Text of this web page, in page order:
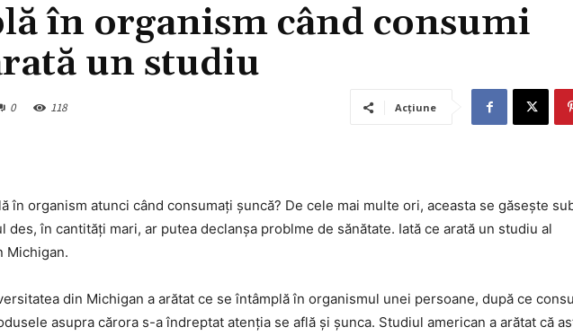
în organism când consumi
un studiu
0 118 Acțiune
în organism atunci când consumați șuncă? De cele mai multe ori, aceasta se găsește
în cantități mari, ar putea declanșa problme de sănătate. Iată ce arată un studiu al
Michigan.
din Michigan a arătat ce se întâmplă în organismul unei persoane, după ce
asupra cărora s-a îndreptat atenția se află și șunca. Studiul american a arătat că